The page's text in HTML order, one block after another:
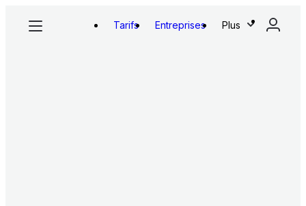
Tarifs Entreprises Plus